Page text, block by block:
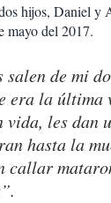
hijos, Daniel y
mayo del 2017.
salen de mi
era la última
vida, les dan
hasta la
callar